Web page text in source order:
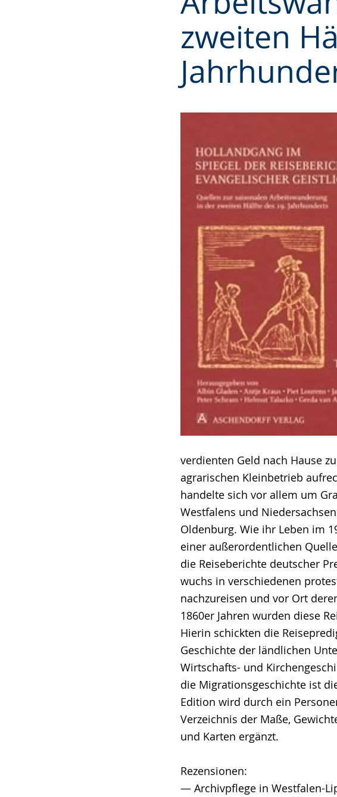
zweiten
verdienten Geld nach Hause
agrarischen Kleinbetrieb
handelte sich vor allem um
Westfalens und
Oldenburg. Wie ihr Leben im
einer außerordentlichen
die Reiseberichte deutscher
wuchs in verschiedenen
nachzureisen und vor Ort
1860er Jahren wurden diese
Hierin schickten die
Geschichte der ländlichen
Wirtschafts- und
die Migrationsgeschichte ist
Edition wird durch ein
Verzeichnis der Maße,
und Karten ergänzt.
Rezensionen:
— Archivpflege in Westfalen-